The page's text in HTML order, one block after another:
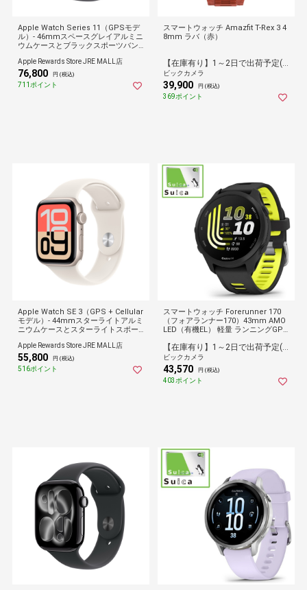
Apple Watch Series 11（GPSモデ
ル）- 46mmスペースグレイアルミニ
ウムケースとブラックスポーツバン
Apple Rewards Store JRE MALL店
76,800 円 (税込)
711ポイント
スマートウォッチ Amazfit T-Rex 3 4
8mm ラバ（赤）
【在庫有り】1～2日で出荷予定(日付指定可)
ビックカメラ
39,900 円 (税込)
369ポイント
Apple Watch SE 3（GPS + Cellular
モデル）- 44mmスターライトアルミ
ニウムケースとスターライトスポー
Apple Rewards Store JRE MALL店
55,800 円 (税込)
516ポイント
スマートウォッチ Forerunner 170
（フォアランナー170）43mm AMO
LED（有機EL） 軽量 ランニングGPS
920-40
【在庫有り】1～2日で出荷予定(日付指定可)
ビックカメラ
43,570 円 (税込)
403ポイント